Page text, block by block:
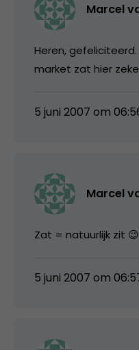
Marcel
Heren,
market zat hier
5 juni 2007 om
Marcel
Zat = natuurlijk zit 😉
5 juni 2007 om